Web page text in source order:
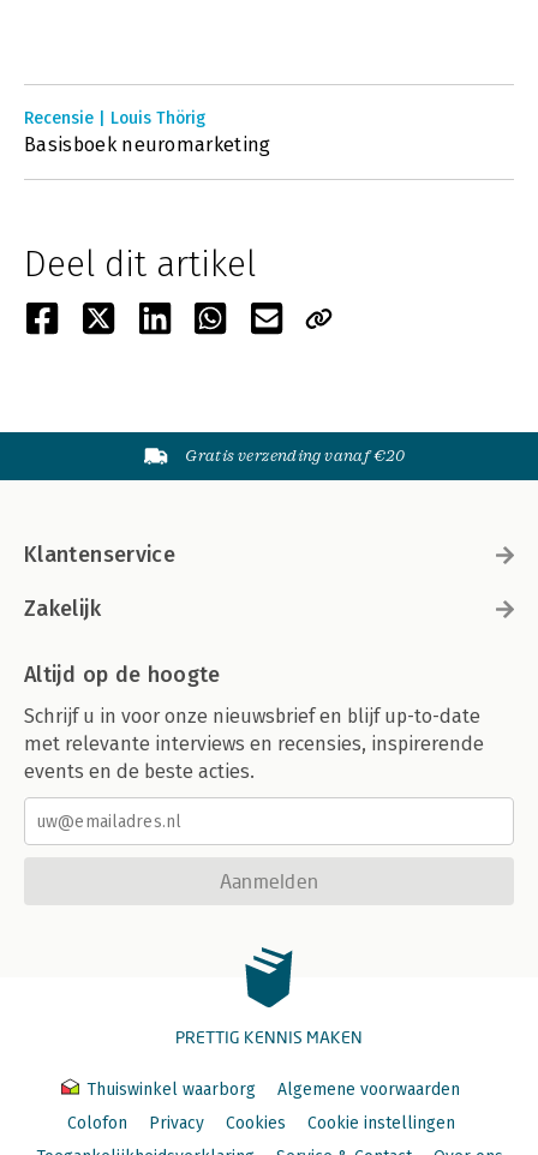
Recensie | Louis Thörig
Basisboek neuromarketing
Deel dit artikel
Gratis verzending vanaf €20
Klantenservice
Zakelijk
Altijd op de hoogte
Schrijf u in voor onze nieuwsbrief en blijf up-to-date
met relevante interviews en recensies, inspirerende
events en de beste acties.
Aanmelden
PRETTIG KENNIS MAKEN
Thuiswinkel waarborg
Algemene voorwaarden
Colofon
Privacy Cookies
Cookie instellingen